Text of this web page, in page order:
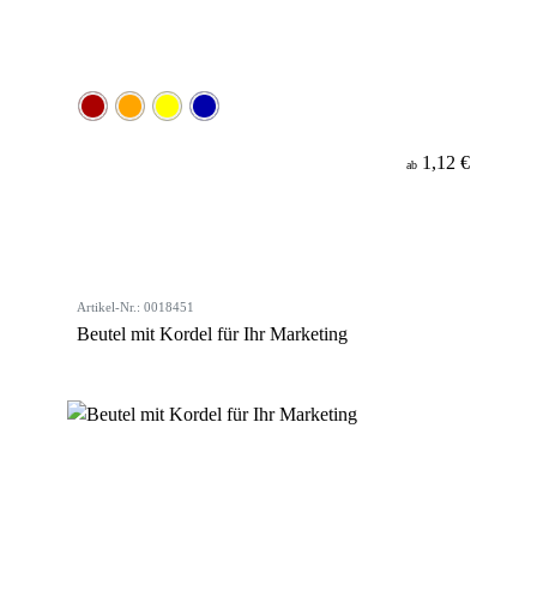
ab 1,12 €
Artikel-Nr.: 0018451
Beutel mit Kordel für Ihr Marketing